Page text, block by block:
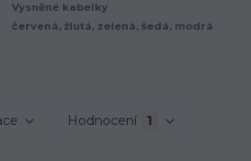
Vysněné kabelky
červená, žlutá, zelená, šedá, modrá
Hodnocení 1